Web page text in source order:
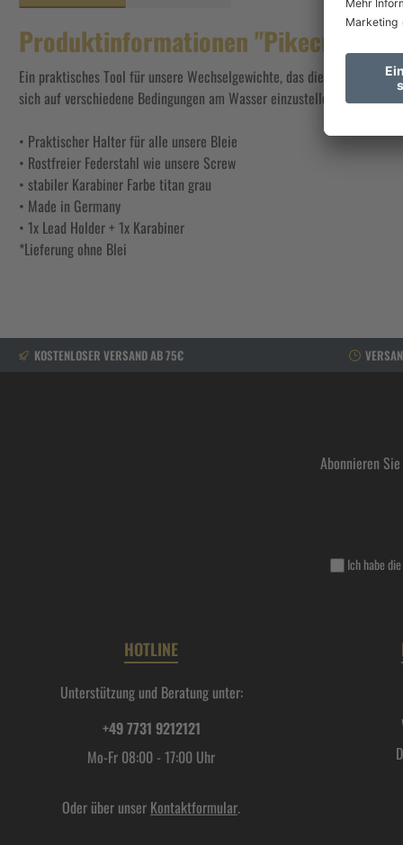
Produktinformationen "Pikecraft
Ein praktisches Tool für unsere Wechselgewichte, das diese auch
sich auf verschiedene Bedingungen am Wasser einzustellen und hat
• Praktischer Halter für alle unsere Bleie
• Rostfreier Federstahl wie unsere Screw
• stabiler Karabiner Farbe titan grau
• Made in Germany
• 1x Lead Holder + 1x Karabiner
*Lieferung ohne Blei
KOSTENLOSER VERSAND AB 75€
Abonnieren
Ich habe die
HOTLINE
Unterstützung und Beratung unter:
+49 7731 9212121
Mo-Fr 08:00 - 17:00 Uhr
Oder über unser Kontaktformular.